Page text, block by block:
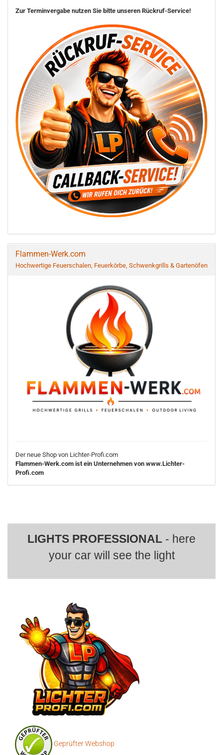
Zur Terminvergabe nutzen Sie bitte unseren Rückruf-Service!
Flammen-Werk.com
Hochwertige Feuerschalen, Feuerkörbe, Schwenkgrills & Gartenöfen
Der neue Shop von Lichter-Profi.com
Flammen-Werk.com ist ein Unternehmen von www.Lichter-
Profi.com
LIGHTS PROFESSIONAL - here
your car will see the light
Geprüfter Webshop